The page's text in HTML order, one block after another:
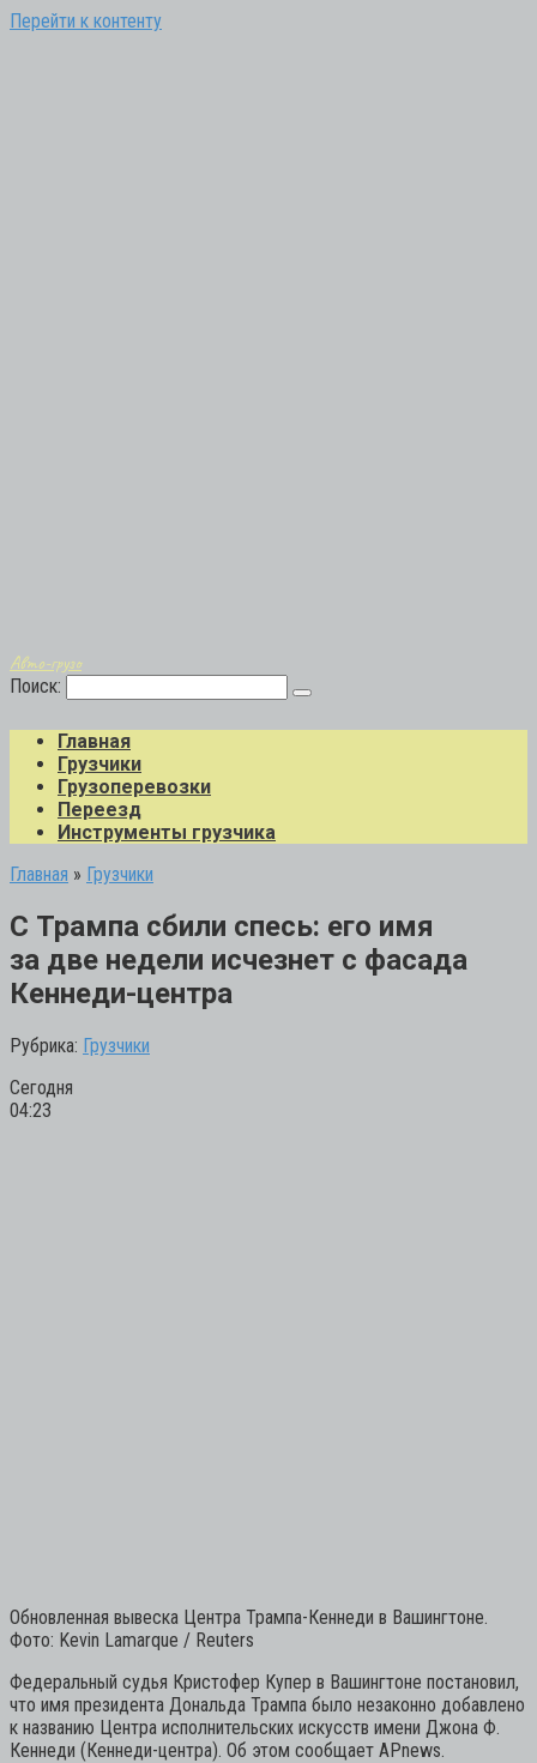
Перейти к контенту
Авто-грузо
Поиск:
Главная
Грузчики
Грузоперевозки
Переезд
Инструменты грузчика
Главная » Грузчики
С Трампа сбили спесь: его имя
за две недели исчезнет с фасада
Кеннеди-центра
Рубрика: Грузчики
Сегодня
04:23
Обновленная вывеска Центра Трампа-Кеннеди в Вашингтоне.
Фото: Kevin Lamarque / Reuters
Федеральный судья Кристофер Купер в Вашингтоне постановил,
что имя президента Дональда Трампа было незаконно добавлено
к названию Центра исполнительских искусств имени Джона Ф.
Кеннеди (Кеннеди-центра). Об этом сообщает APnews.